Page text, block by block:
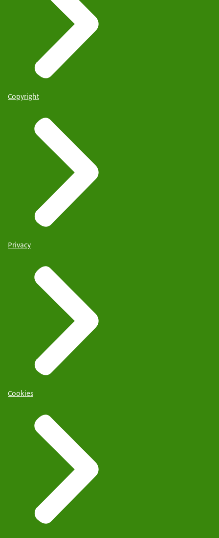
Copyright
Privacy
Cookies